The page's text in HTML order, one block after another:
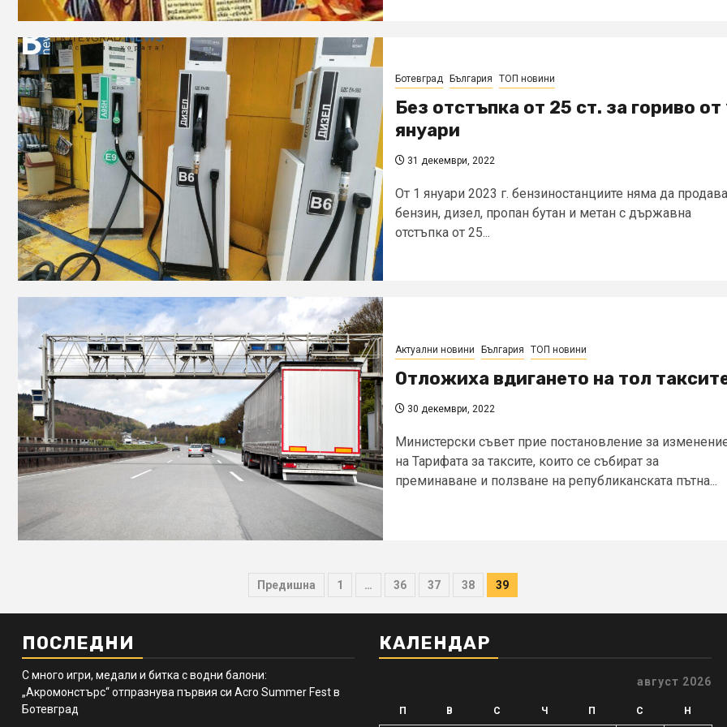
Ботевград България ТОП новини
Без отстъпка от 25 ст. за гориво от
януари
31 декември, 2022
От 1 януари 2023 г. бензиностанциите няма да
бензин, дизел, пропан бутан и метан с държавна
отстъпка от 25...
Актуални новини България ТОП новини
Отложиха вдигането на тол
30 декември, 2022
Министерски съвет прие постановление за
на Тарифата за таксите, които се събират за
преминаване и ползване на републиканската пътна...
Разделяне
на
публикациите
на
страници
Предишна 1 … 36 37 38 39
ПОСЛЕДНИ
С много игри, медали и битка с водни балони:
„Акромонстърс“ отпразнува първия си Acro Summer Fest в
Ботевград
КАЛЕНДАР
август 2026
П В С Ч П С Н